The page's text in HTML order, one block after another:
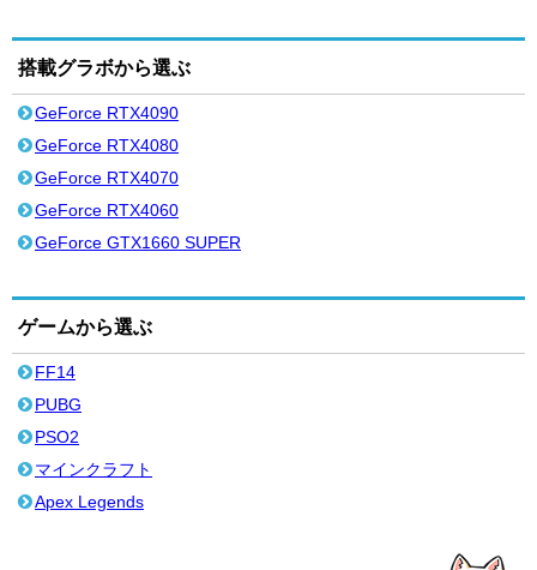
搭載グラボから選ぶ
GeForce RTX4090
GeForce RTX4080
GeForce RTX4070
GeForce RTX4060
GeForce GTX1660 SUPER
ゲームから選ぶ
FF14
PUBG
PSO2
マインクラフト
Apex Legends